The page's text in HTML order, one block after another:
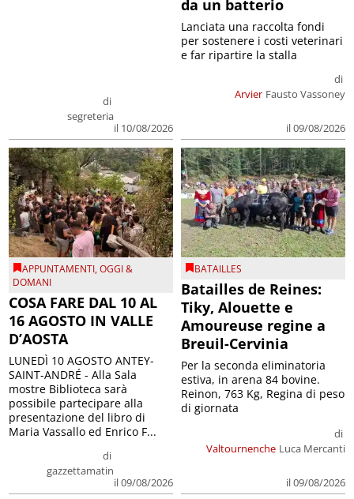
di
segreteria
il 10/08/2026
da un batterio
Arvier
di
Fausto Vassoney
il 09/08/2026
Lanciata una raccolta fondi
per sostenere i costi veterinari
e far ripartire la stalla
APPUNTAMENTI,OGGI &
DOMANI
COSA FARE DAL 10 AL
16 AGOSTO IN VALLE
D’AOSTA
di
gazzettamatin
il 09/08/2026
LUNEDÌ 10 AGOSTO ANTEY-
SAINT-ANDRÉ - Alla Sala
mostre Biblioteca sarà
possibile partecipare alla
presentazione del libro di
Maria Vassallo ed Enrico F...
BATAILLES
Batailles de Reines:
Tiky, Alouette e
Amoureuse regine a
Breuil-Cervinia
Valtournenche
di
Luca Mercanti
il 09/08/2026
Per la seconda eliminatoria
estiva, in arena 84 bovine.
Reinon, 763 Kg, Regina di peso
di giornata